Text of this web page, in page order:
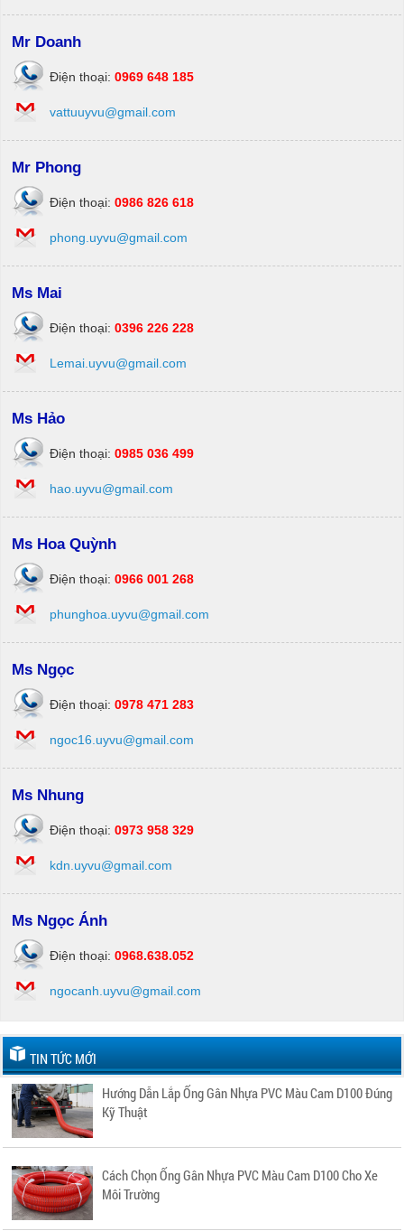
Mr Doanh
Điện thoại: 0969 648 185
vattuuyvu@gmail.com
Mr Phong
Điện thoại: 0986 826 618
phong.uyvu@gmail.com
Ms Mai
Điện thoại: 0396 226 228
Lemai.uyvu@gmail.com
Ms Hảo
Điện thoại: 0985 036 499
hao.uyvu@gmail.com
Ms Hoa Quỳnh
Điện thoại: 0966 001 268
phunghoa.uyvu@gmail.com
Ms Ngọc
Điện thoại: 0978 471 283
ngoc16.uyvu@gmail.com
Ms Nhung
Điện thoại: 0973 958 329
kdn.uyvu@gmail.com
Ms Ngọc Ánh
Điện thoại: 0968.638.052
ngocanh.uyvu@gmail.com
TIN TỨC MỚI
Hướng Dẫn Lắp Ống Gân Nhựa PVC Màu Cam D100 Đúng
Kỹ Thuật
Cách Chọn Ống Gân Nhựa PVC Màu Cam D100 Cho Xe
Môi Trường